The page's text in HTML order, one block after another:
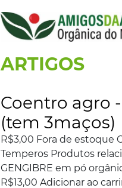
ARTIGOS
Coentro agro
(tem 3maços)
R$3,00 Fora de estoque
Temperos Produtos
GENGIBRE em pó
R$13,00 Adicionar ao